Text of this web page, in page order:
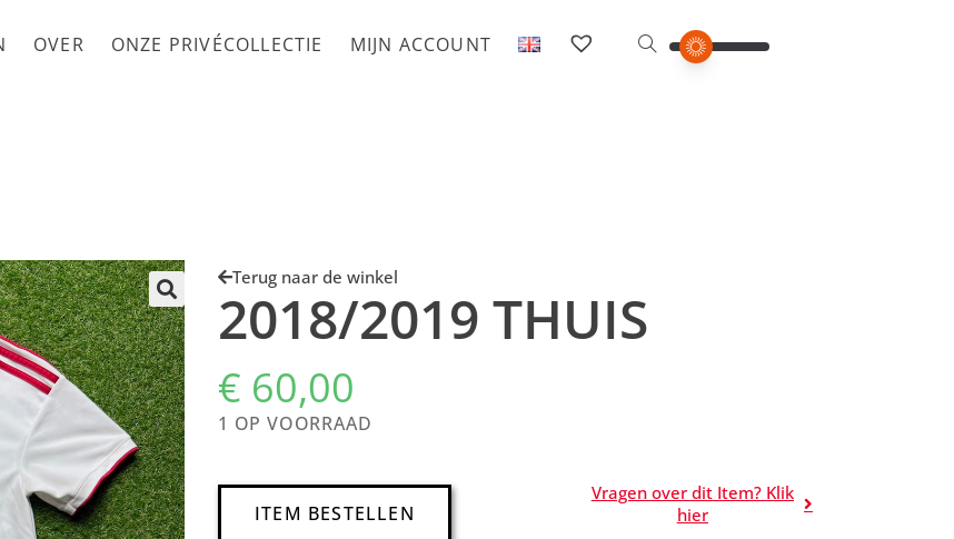
OVER ONZE PRIVÉCOLLECTIE MIJN ACCOUNT
Terug naar de winkel
2018/2019 THUIS
€ 60,00
1 OP VOORRAAD
ITEM BESTELLEN
Vragen over dit Item? Klik
hier